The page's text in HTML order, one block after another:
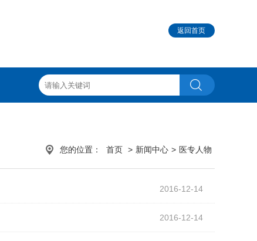
返回首页
您的位置： 首页 > 新闻中心 > 医专人物
2016-12-14
2016-12-14